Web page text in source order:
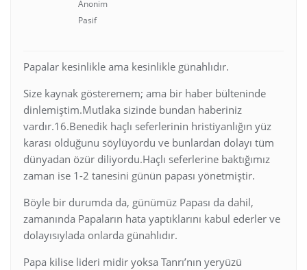
Anonim
Pasif
Papalar kesinlikle ama kesinlikle günahlıdır.
Size kaynak gösteremem; ama bir haber bülteninde
dinlemiştim.Mutlaka sizinde bundan haberiniz
vardır.16.Benedik haçlı seferlerinin hristiyanlığın yüz
karası olduğunu söylüyordu ve bunlardan dolayı tüm
dünyadan özür diliyordu.Haçlı seferlerine baktığımız
zaman ise 1-2 tanesini günün papası yönetmiştir.
Böyle bir durumda da, günümüz Papası da dahil,
zamanında Papaların hata yaptıklarını kabul ederler ve
dolayısıylada onlarda günahlıdır.
Papa kilise lideri midir yoksa Tanrı’nın yeryüzü